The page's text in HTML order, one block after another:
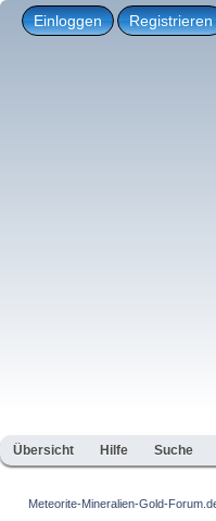
Einloggen Registrieren
Übersicht Hilfe Suche
Meteorite-Mineralien-Gold-